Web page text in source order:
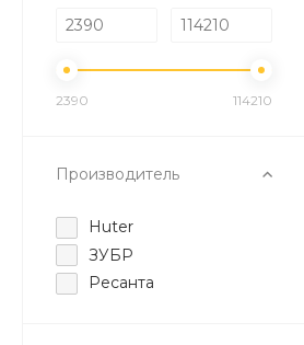
2390 114210
Производитель
Huter
ЗУБР
Ресанта